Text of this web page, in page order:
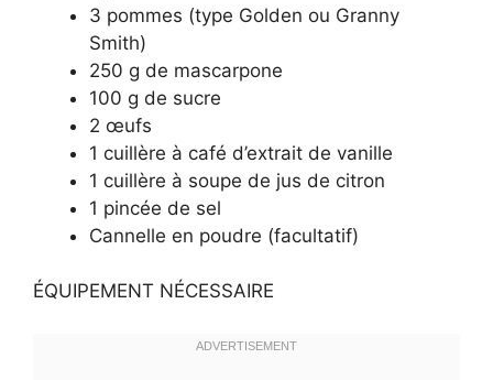
3 pommes (type Golden ou Granny
Smith)
250 g de mascarpone
100 g de sucre
2 œufs
1 cuillère à café d’extrait de vanille
1 cuillère à soupe de jus de citron
1 pincée de sel
Cannelle en poudre (facultatif)
ÉQUIPEMENT NÉCESSAIRE